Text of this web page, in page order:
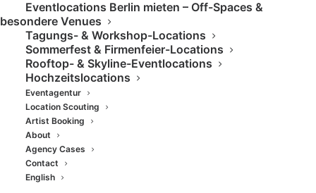
Eventlocations Berlin mieten – Off-Spaces &
besondere Venues
Tagungs- & Workshop-Locations
Sommerfest & Firmenfeier-Locations
Rooftop- & Skyline-Eventlocations
Hochzeitslocations
Eventagentur
Location Scouting
Artist Booking
About
Agency Cases
Contact
English
Art Space & Gallery